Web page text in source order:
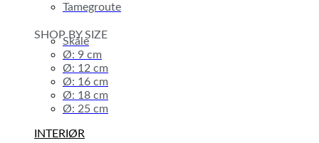
Tamegroute
SHOP BY SIZE
Skåle
Ø: 9 cm
Ø: 12 cm
Ø: 16 cm
Ø: 18 cm
Ø: 25 cm
INTERIØR